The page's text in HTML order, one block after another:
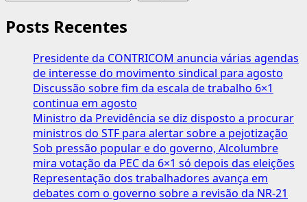
Posts Recentes
Presidente da CONTRICOM anuncia várias agendas
de interesse do movimento sindical para agosto
Discussão sobre fim da escala de trabalho 6×1
continua em agosto
Ministro da Previdência se diz disposto a procurar
ministros do STF para alertar sobre a pejotização
Sob pressão popular e do governo, Alcolumbre
mira votação da PEC da 6×1 só depois das eleições
Representação dos trabalhadores avança em
debates com o governo sobre a revisão da NR-21